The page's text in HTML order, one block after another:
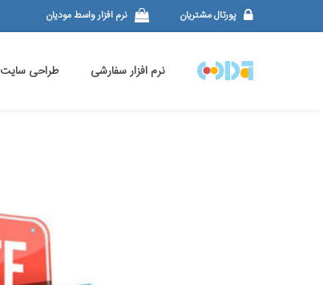
پورتال مشتریان نرم افزار واسط مودیان
نرم افزار سفارشی طراحی سایت